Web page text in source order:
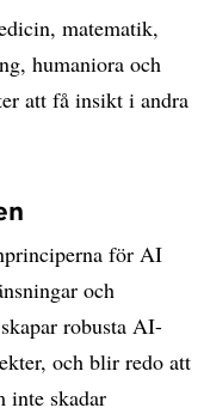
matematik,
humaniora och
att få insikt i andra
för AI
och
robusta AI-
och blir redo att
inte skadar